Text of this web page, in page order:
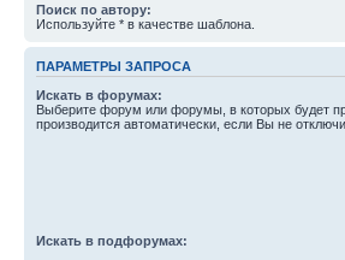
Поиск по автору:
Используйте * в качестве шаблона.
ПАРАМЕТРЫ ЗАПРОСА
Искать в форумах:
Выберите форум или форумы, в которых будет
производится автоматически, если Вы не
Искать в подфорумах: